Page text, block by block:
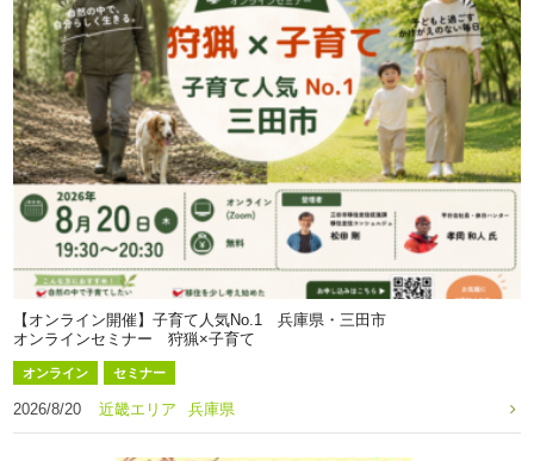
【オンライン開催】子育て人気No.1 兵庫県・三田市
オンラインセミナー 狩猟×子育て
オンライン セミナー
2026/8/20 近畿エリア 兵庫県